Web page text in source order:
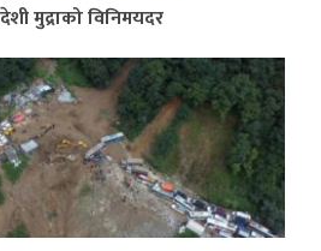
मुद्राको विनिमयदर